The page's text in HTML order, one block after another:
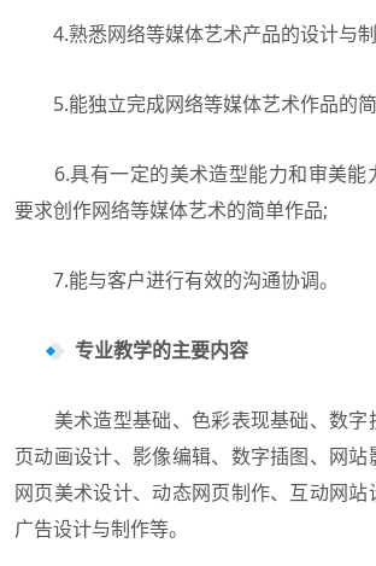
4.熟悉网络等媒体艺术产品的设计与
5.能独立完成网络等媒体艺术作品的
6.具有一定的美术造型能力和审美能
要求创作网络等媒体艺术的简单作品;
7.能与客户进行有效的沟通协调。
专业教学的主要内容
美术造型基础、色彩表现基础、数字
页动画设计、影像编辑、数字插图、网站
网页美术设计、动态网页制作、互动网
广告设计与制作等。